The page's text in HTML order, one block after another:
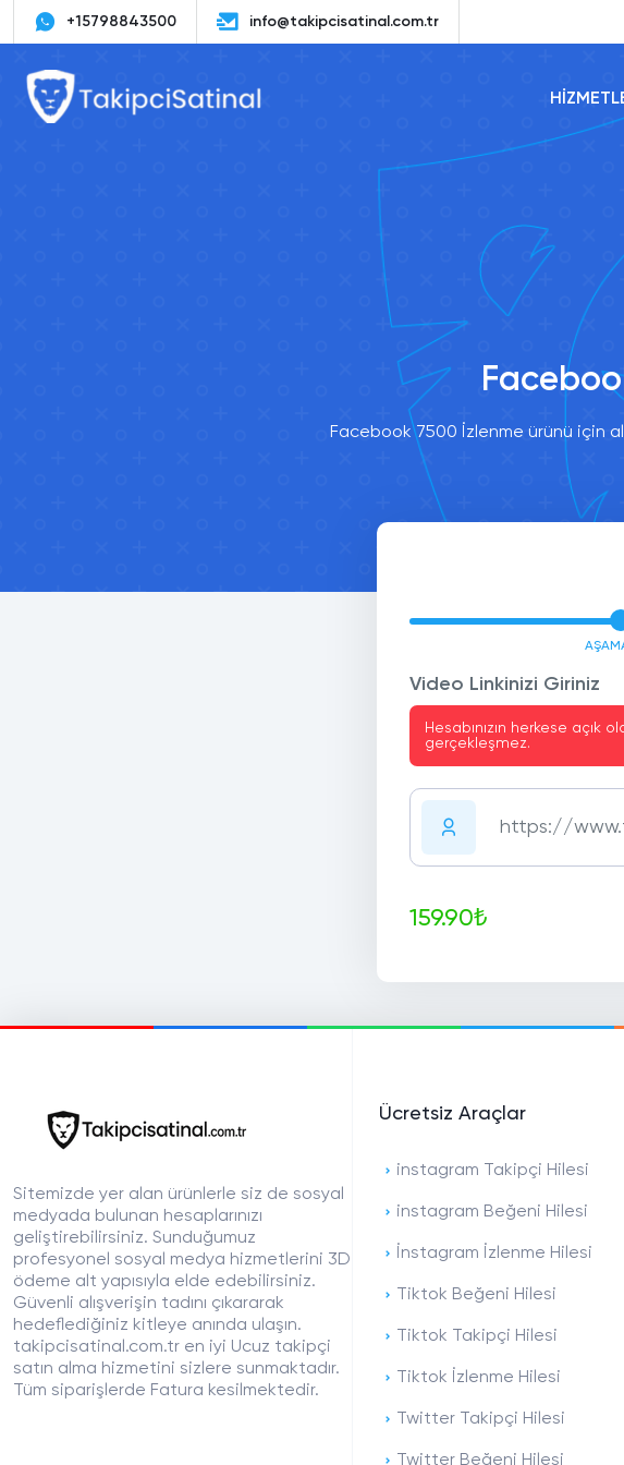
+15798843500 info@takipcisatinal.com.tr
Facebook 7500 İzlenme ürünü için
Video Linkinizi Giriniz
Hesabınızın herkese açık
gerçekleşmez.
159.90₺
Sitemizde yer alan ürünlerle siz de sosyal
medyada bulunan hesaplarınızı
geliştirebilirsiniz. Sunduğumuz
profesyonel sosyal medya hizmetlerini 3D
ödeme alt yapısıyla elde edebilirsiniz.
Güvenli alışverişin tadını çıkararak
hedeflediğiniz kitleye anında ulaşın.
takipcisatinal.com.tr en iyi Ucuz takipçi
satın alma hizmetini sizlere sunmaktadır.
Tüm siparişlerde Fatura kesilmektedir.
Ücretsiz Araçlar
instagram Takipçi Hilesi
instagram Beğeni Hilesi
İnstagram İzlenme Hilesi
Tiktok Beğeni Hilesi
Tiktok Takipçi Hilesi
Tiktok İzlenme Hilesi
Twitter Takipçi Hilesi
Twitter Beğeni Hilesi